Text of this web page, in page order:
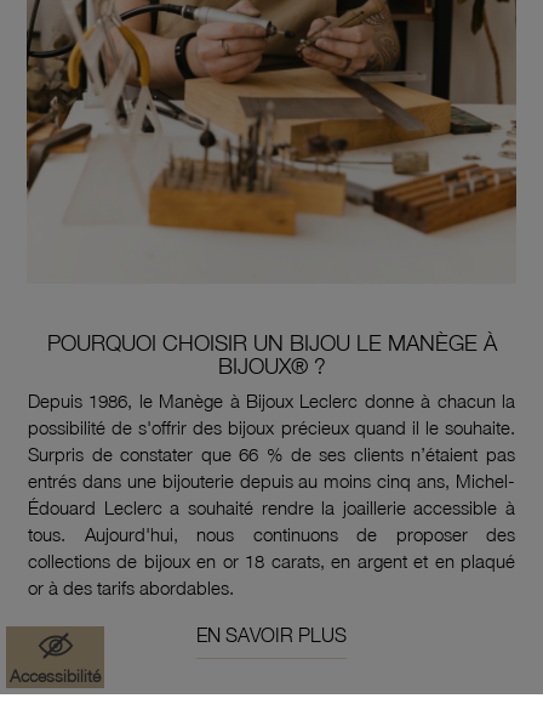
POURQUOI CHOISIR UN BIJOU LE MANÈGE À
BIJOUX® ?
Depuis 1986, le Manège à Bijoux Leclerc donne à chacun la
possibilité de s'offrir des bijoux précieux quand il le souhaite.
Surpris de constater que 66 % de ses clients n’étaient pas
entrés dans une bijouterie depuis au moins cinq ans, Michel-
Édouard Leclerc a souhaité rendre la joaillerie accessible à
tous. Aujourd'hui, nous continuons de proposer des
collections de bijoux en or 18 carats, en argent et en plaqué
or à des tarifs abordables.
EN SAVOIR PLUS
Accessibilité